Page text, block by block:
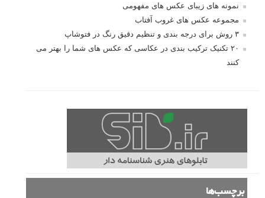
نمونه های زیبای عکس های مفهومی
مجموعه عکس های غروب آفتاب
۳ روش برای درجه بندی و تنظیم دقیق رنگ در فتوشاپ
۲۰ تکنیک ترکیب بندی در عکاسی که عکس های شما را بهتر می
کنند
برچسب‌ها